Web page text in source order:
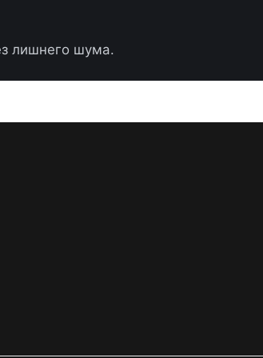
лишнего шума.